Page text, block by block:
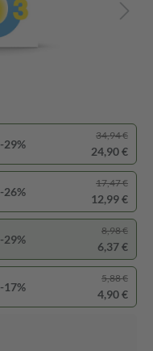
-29%
34,94 €
24,90 €
-26%
17,47 €
12,99 €
-29%
8,98 €
6,37 €
-17%
5,88 €
4,90 €